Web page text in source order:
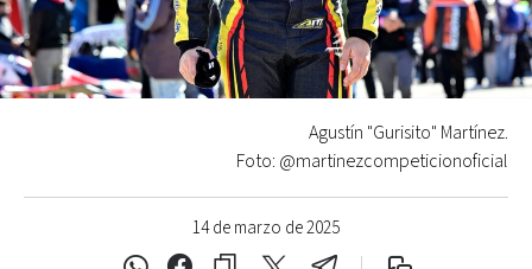
14 de marzo de 2025
Agustín "Gurisito" Martínez.
Foto: @martinezcompeticionoficial